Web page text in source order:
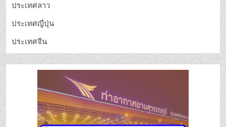
ประเทศลาว
ประเทศญี่ปุ่น
ประเทศจีน